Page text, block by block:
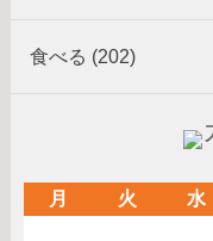
食べる (202)
月
火 水